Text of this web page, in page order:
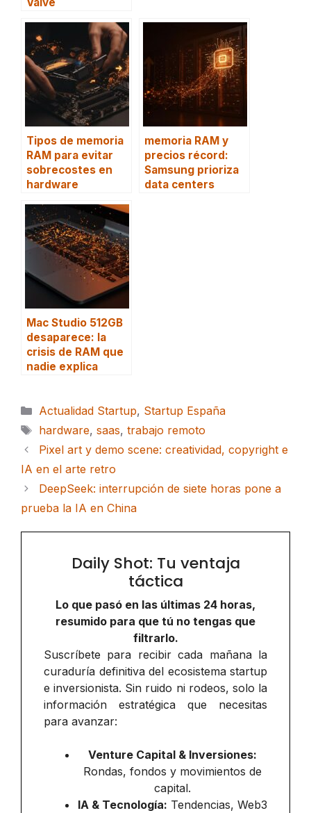
Tipos de memoria
RAM para evitar
sobrecostes en
hardware
memoria RAM y
precios récord:
Samsung prioriza
data centers
Mac Studio 512GB
desaparece: la
crisis de RAM que
nadie explica
Categorías
Actualidad Startup, Startup España
Etiquetas
hardware, saas, trabajo remoto
Pixel art y demo scene: creatividad, copyright e
IA en el arte retro
DeepSeek: interrupción de siete horas pone a
prueba la IA en China
Daily Shot: Tu ventaja
táctica
Lo que pasó en las últimas 24 horas,
resumido para que tú no tengas que
filtrarlo.
Suscríbete para recibir cada mañana la
curaduría definitiva del ecosistema startup
e inversionista. Sin ruido ni rodeos, solo la
información estratégica que necesitas
para avanzar:
Venture Capital & Inversiones:
Rondas, fondos y movimientos de
capital.
IA & Tecnología: Tendencias, Web3